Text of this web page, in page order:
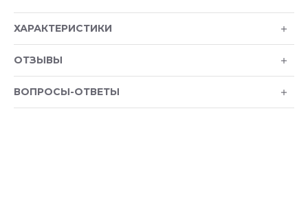
ХАРАКТЕРИСТИКИ
ОТЗЫВЫ
ВОПРОСЫ-ОТВЕТЫ